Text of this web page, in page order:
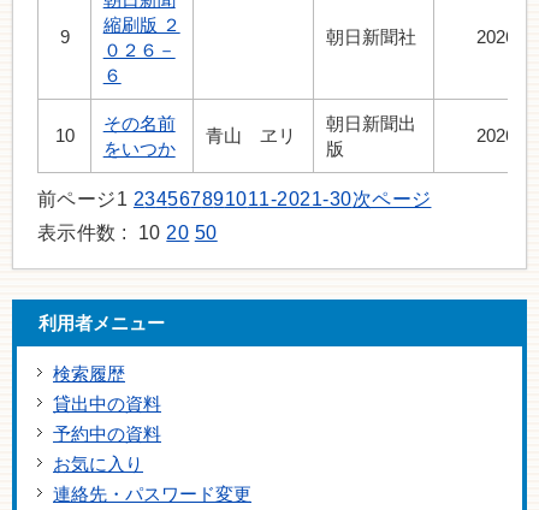
9
縮刷版 ２
０２６－
６
朝日新聞社 2026.7
10
その名前
をいつか
青山 ヱリ
朝日新聞出
版
2026.7
前ページ1 234567891011-2021-30次ページ
表示件数 : 10 20 50
利用者メニュー
検索履歴
貸出中の資料
予約中の資料
お気に入り
連絡先・パスワード変更